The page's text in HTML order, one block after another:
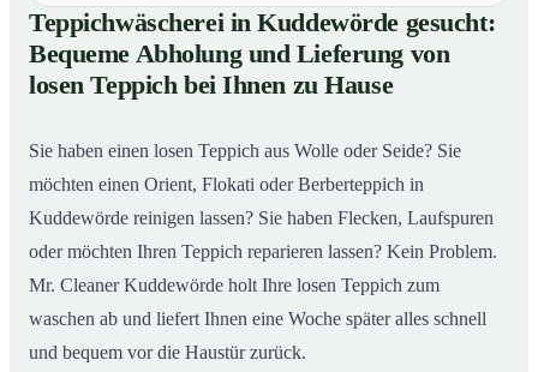
01Teppichwäscherei in Kuddewörde gesucht: Bequeme
Abholung und Lieferung von losen Teppich bei Ihnen
zu Hause
02 Einblick in unsere Teppichwäscherei in Kuddewörde
Teppichwäscherei in Kuddewörde gesucht:
Bequeme Abholung und Lieferung von
losen Teppich bei Ihnen zu Hause
Sie haben einen losen Teppich aus Wolle oder Seide? Sie
möchten einen Orient, Flokati oder Berberteppich in
Kuddewörde reinigen lassen? Sie haben Flecken, Laufspuren
oder möchten Ihren Teppich reparieren lassen? Kein Problem.
Mr. Cleaner Kuddewörde holt Ihre losen Teppich zum
waschen ab und liefert Ihnen eine Woche später alles schnell
und bequem vor die Haustür zurück.